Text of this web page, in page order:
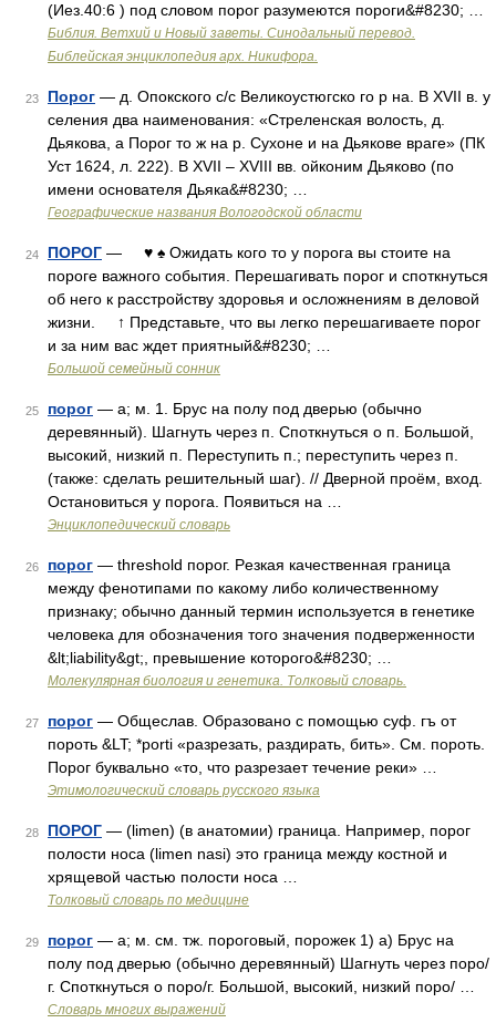
(Иез.40:6 ) под словом порог разумеются пороги&#8230; …
Библия. Ветхий и Новый заветы. Синодальный перевод.
Библейская энциклопедия арх. Никифора.
23 Порог — д. Опокского с/с Великоустюгско го р на. В XVII в. у
селения два наименования: «Стреленская волость, д.
Дьякова, а Порог то ж на р. Сухоне и на Дьякове враге» (ПК
Уст 1624, л. 222). В XVII – XVIII вв. ойконим Дьяково (по
имени основателя Дьяка&#8230; …
Географические названия Вологодской области
24 ПОРОГ — ♥ ♠ Ожидать кого то у порога вы стоите на
пороге важного события. Перешагивать порог и споткнуться
об него к расстройству здоровья и осложнениям в деловой
жизни. ↑ Представьте, что вы легко перешагиваете порог
и за ним вас ждет приятный&#8230; …
Большой семейный сонник
25 порог — а; м. 1. Брус на полу под дверью (обычно
деревянный). Шагнуть через п. Споткнуться о п. Большой,
высокий, низкий п. Переступить п.; переступить через п.
(также: сделать решительный шаг). // Дверной проём, вход.
Остановиться у порога. Появиться на …
Энциклопедический словарь
26 порог — threshold порог. Pезкая качественная граница
между фенотипами по какому либо количественному
признаку; обычно данный термин используется в генетике
человека для обозначения того значения подверженности
&lt;liability&gt;, превышение которого&#8230; …
Молекулярная биология и генетика. Толковый словарь.
27 порог — Общеслав. Образовано с помощью суф. гъ от
пороть &LT; *porti «разрезать, раздирать, бить». См. пороть.
Порог буквально «то, что разрезает течение реки» …
Этимологический словарь русского языка
28 ПОРОГ — (limen) (в анатомии) граница. Например, порог
полости носа (limen nasi) это граница между костной и
хрящевой частью полости носа …
Толковый словарь по медицине
29 порог — а; м. см. тж. пороговый, порожек 1) а) Брус на
полу под дверью (обычно деревянный) Шагнуть через поро/
г. Споткнуться о поро/г. Большой, высокий, низкий поро/ …
Словарь многих выражений